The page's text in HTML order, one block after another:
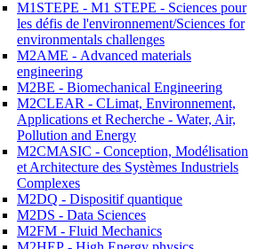
M1STEPE - M1 STEPE - Sciences pour
les défis de l'environnement/Sciences for
environmentals challenges
M2AME - Advanced materials
engineering
M2BE - Biomechanical Engineering
M2CLEAR - CLimat, Environnement,
Applications et Recherche - Water, Air,
Pollution and Energy
M2CMASIC - Conception, Modélisation
et Architecture des Systèmes Industriels
Complexes
M2DQ - Dispositif quantique
M2DS - Data Sciences
M2FM - Fluid Mechanics